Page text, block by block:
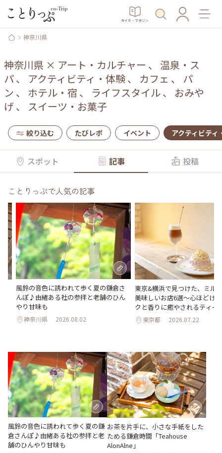
ガイド・マガジン
神奈川県
神奈川県 × アート・カルチャー 、 温泉・ス
パ、 アクティビティ・体験、 カフェ 、 パ
ン 、 ホテル・宿 、 ライフスタイル、 おみや
げ 、 スイーツ・お菓子
絞り込む たびレポ イベント アクティビティ
スポット 記事 投稿
ことりっぷで人気の記事
風鈴の音色に誘われて歩く夏の鎌倉さ
んぽ♪由緒ある社の参拝と老舗のひん
やり甘味も
神奈川県 2026.08.02
東京&横浜で見つけた、ミル
美味しいお店6選～心ほどけ
クと香りに癒やされるティー
東京都 2026.07.22
風鈴の音色に誘われて歩く夏の鎌
倉さんぽ♪由緒ある社の参拝と老
舗のひんやり甘味も
お茶を片手に、小さな手紙をした
ためる鎌倉時間「Teahouse
AlonAlne」